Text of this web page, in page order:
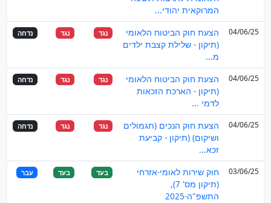
המרוקאית יהודי...
04/06/25
הצעת חוק הביטוח הלאומי
(תיקון - שלילת קצבת ילדים
מ...
נגד נגד נדחה
04/06/25
הצעת חוק הביטוח הלאומי
(תיקון - הארכת הזכאות
לדמי ...
נגד נגד נדחה
04/06/25
הצעת חוק הנכים (תגמולים
ושיקום) (תיקון - קביעת
זכא...
נגד נגד נדחה
03/06/25
חוק שירות לאומי-אזרחי
(תיקון מס' 7),
התשפ"ה-2025
בעד בעד עבר